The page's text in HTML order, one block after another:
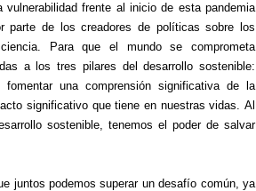
frente al inicio de esta pandemia
parte de los creadores de políticas sobre los
Para que el mundo se comprometa
a los tres pilares del desarrollo sostenible:
una comprensión significativa de la
significativo que tiene en nuestras vidas. Al
sostenible, tenemos el poder de salvar
juntos podemos superar un desafío común, ya